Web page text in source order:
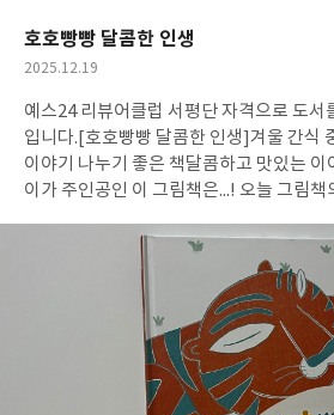
호호빵빵 달콤한 인생
작
일
2025.12.19
예스24 리뷰어클럽 서평단 자격으로 도서
입니다. [호호빵빵 달콤한 인생]겨울 간식
이야기 나누기 좋은 책달콤하고 맛있는 이야
이가 주인공인 이 그림책은...! 오늘 그림책
다. 달콤한 냄새에 그 냄새를 따라는 호랑
기운이 없어서 잔걸까?) 한곳에 모여 있는
는 큰 접시가 있고, 호빵을 먹고 난 후 호빵
누고 있다. 늦게 온 거북이의 호빵을 남겨
들.. 헐랭헐랭 호랑이는 호빵에 대해 듣고
도 혹시...떡호랑이랑 먼 친척인건지.. "호
지"라고 외치는 우리의 호랑이. 항상 저렇게 외친다. 말